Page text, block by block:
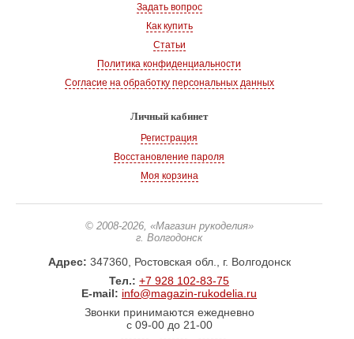
Задать вопрос
Как купить
Статьи
Политика конфиденциальности
Согласие на обработку персональных данных
Личный кабинет
Регистрация
Восстановление пароля
Моя корзина
© 2008-2026, «Магазин рукоделия»
г. Волгодонск
Адрес: 347360, Ростовская обл., г. Волгодонск
Тел.: +7 928 102-83-75
E-mail: info@magazin-rukodelia.ru
Звонки принимаются ежедневно
с 09-00 до 21-00